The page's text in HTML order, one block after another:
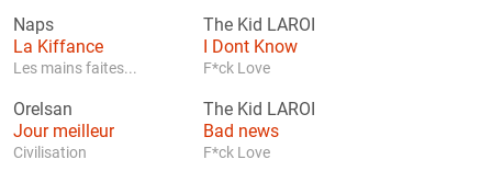
Naps
La Kiffance
Les mains faites...
The Kid LAROI
I Dont Know
F*ck Love
Orelsan
Jour meilleur
Civilisation
The Kid LAROI
Bad news
F*ck Love